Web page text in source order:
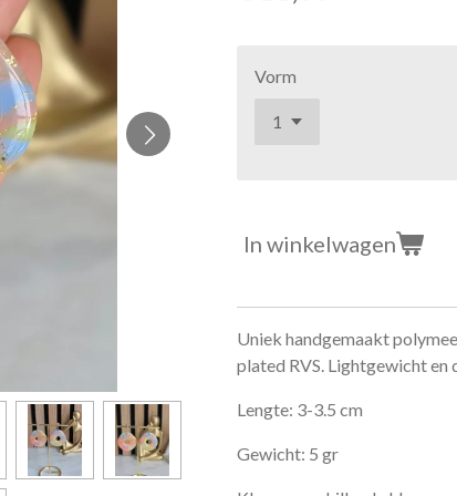
Vorm
In winkelwagen
Uniek handgemaakt
plated RVS. Lightgewicht en
Lengte: 3-3.5 cm
Gewicht: 5 gr